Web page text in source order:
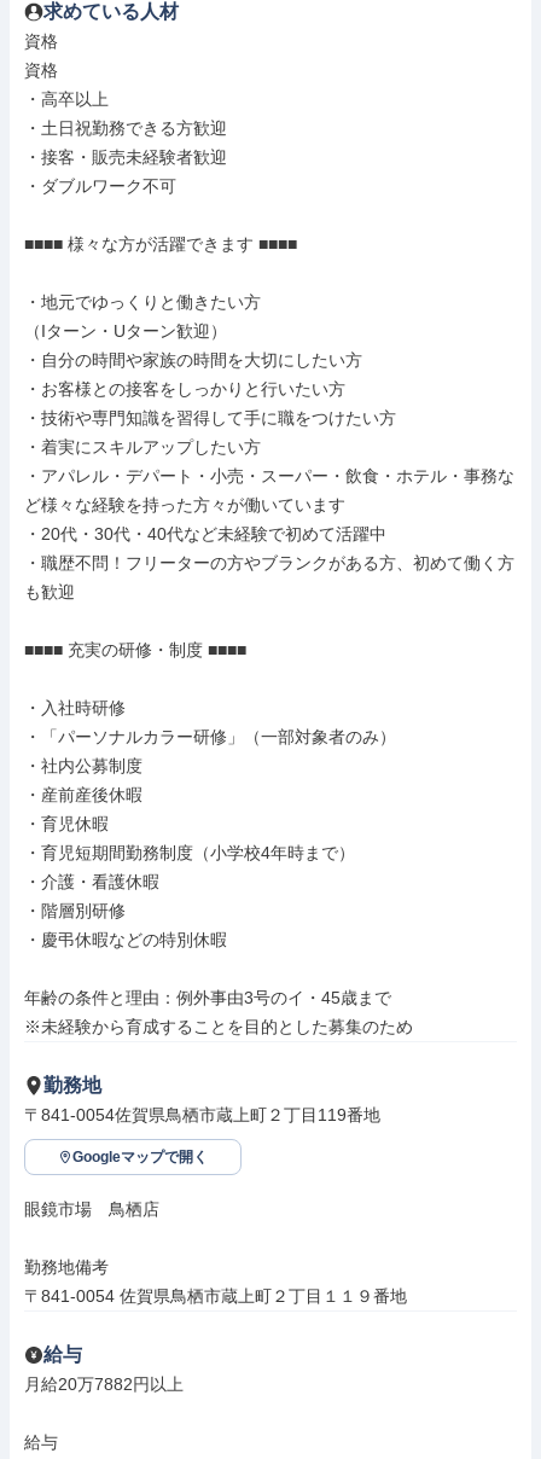
求めている人材
資格
資格
・高卒以上
・土日祝勤務できる方歓迎
・接客・販売未経験者歓迎
・ダブルワーク不可
■■■■ 様々な方が活躍できます ■■■■
・地元でゆっくりと働きたい方
（Iターン・Uターン歓迎）
・自分の時間や家族の時間を大切にしたい方
・お客様との接客をしっかりと行いたい方
・技術や専門知識を習得して手に職をつけたい方
・着実にスキルアップしたい方
・アパレル・デパート・小売・スーパー・飲食・ホテル・事務な
ど様々な経験を持った方々が働いています
・20代・30代・40代など未経験で初めて活躍中
・職歴不問！フリーターの方やブランクがある方、初めて働く方
も歓迎
■■■■ 充実の研修・制度 ■■■■
・入社時研修
・「パーソナルカラー研修」（一部対象者のみ）
・社内公募制度
・産前産後休暇
・育児休暇
・育児短期間勤務制度（小学校4年時まで）
・介護・看護休暇
・階層別研修
・慶弔休暇などの特別休暇
年齢の条件と理由：例外事由3号のイ・45歳まで
※未経験から育成することを目的とした募集のため
勤務地
〒841-0054佐賀県鳥栖市蔵上町２丁目119番地
Googleマップで開く
眼鏡市場　鳥栖店
勤務地備考
〒841-0054 佐賀県鳥栖市蔵上町２丁目１１９番地
給与
月給20万7882円以上
給与